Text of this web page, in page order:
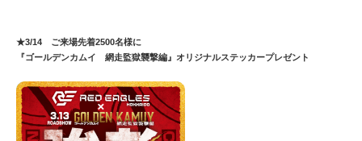
★3/14 ご来場先着2500名様に
『ゴールデンカムイ 網走監獄襲撃編』オリジナルステッカープレゼント